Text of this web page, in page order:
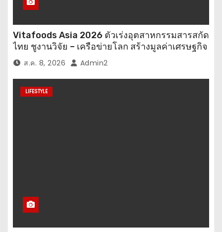
Vitafoods Asia 2026 ตัวเร่งอุตสาหกรรมสารสกัด
ไทย ชูงานวิจัย – เครือข่ายโลก สร้างมูลค่าเศรษฐกิจ
ใหม่ ขานรับตลาดโภชนาการสุขภาพโลกโตทะลุ
ล้านล้านดอลลาร์
ส.ค. 8, 2026 Admin2
LIFESTYLE